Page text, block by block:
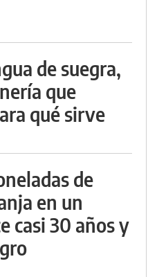
de suegra,
que
qué sirve
de
en un
casi 30 años y